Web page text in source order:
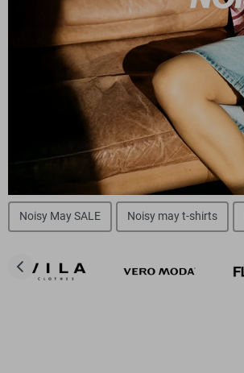
Noisy May SALE Noisy may t-shirts